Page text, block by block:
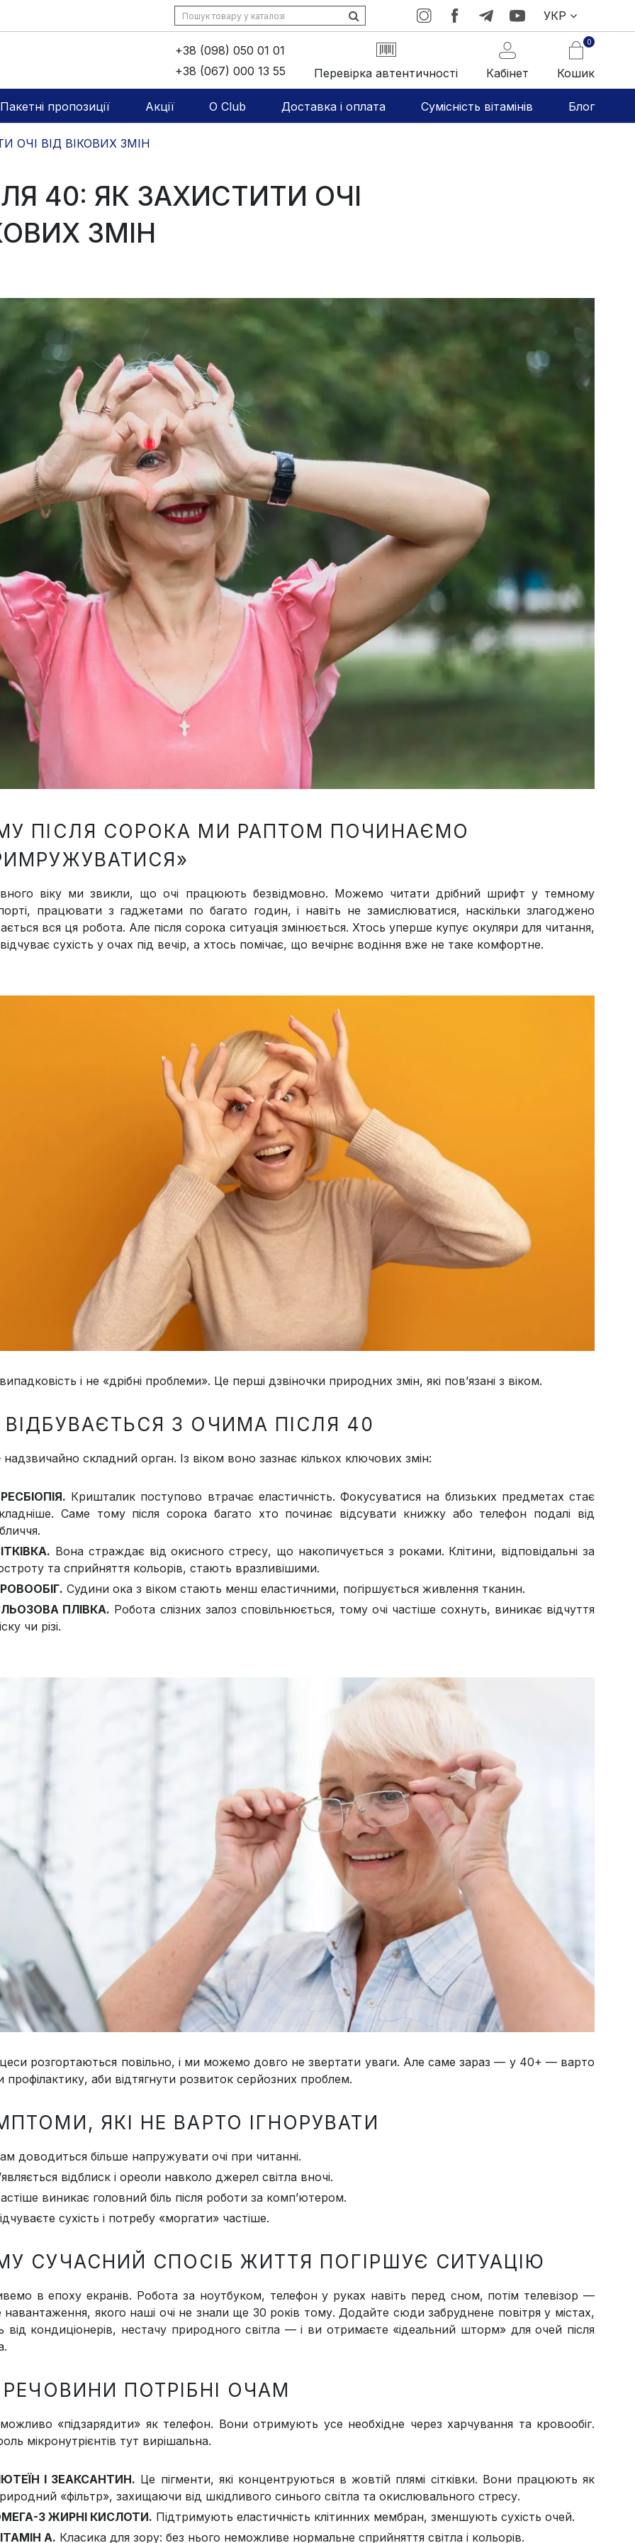
УКР
+38 (098) 050 01 01
+38 (067) 000 13 55
Перевірка автентичності Кабінет
0
Кошик
Пакетні пропозиції Акції O Club Доставка і оплата Сумісність вітамінів Блог
ОЧІ ВІД ВІКОВИХ ЗМІН
40: ЯК ЗАХИСТИТИ ОЧІ
ЗМІН
ПІСЛЯ СОРОКА МИ РАПТОМ ПОЧИНАЄМО
віку ми звикли, що очі працюють безвідмовно. Можемо читати дрібний шрифт у темному
працювати з гаджетами по багато годин, і навіть не замислюватися, наскільки злагоджено
вся ця робота. Але після сорока ситуація змінюється. Хтось уперше купує окуляри для читання,
сухість у очах під вечір, а хтось помічає, що вечірнє водіння вже не таке комфортне.
і не «дрібні проблеми». Це перші дзвіночки природних змін, які пов’язані з віком.
З ОЧИМА ПІСЛЯ 40
складний орган. Із віком воно зазнає кількох ключових змін:
Кришталик поступово втрачає еластичність. Фокусуватися на близьких предметах стає
Саме тому після сорока багато хто починає відсувати книжку або телефон подалі від
Вона страждає від окисного стресу, що накопичується з роками. Клітини, відповідальні за
та сприйняття кольорів, стають вразливішими.
Судини ока з віком стають менш еластичними, погіршується живлення тканин.
ПЛІВКА. Робота слізних залоз сповільнюється, тому очі частіше сохнуть, виникає відчуття
чи різі.
розгортаються повільно, і ми можемо довго не звертати уваги. Але саме зараз — у 40+ — варто
профілактику, аби відтягнути розвиток серйозних проблем.
ЯКІ НЕ ВАРТО ІГНОРУВАТИ
доводиться більше напружувати очі при читанні.
відблиск і ореоли навколо джерел світла вночі.
виникає головний біль після роботи за комп’ютером.
сухість і потребу «моргати» частіше.
СУЧАСНИЙ СПОСІБ ЖИТТЯ ПОГІРШУЄ СИТУАЦІЮ
в епоху екранів. Робота за ноутбуком, телефон у руках навіть перед сном, потім телевізор —
навантаження, якого наші очі не знали ще 30 років тому. Додайте сюди забруднене повітря у містах,
від кондиціонерів, нестачу природного світла — і ви отримаєте «ідеальний шторм» для очей після
РЕЧОВИНИ ПОТРІБНІ ОЧАМ
«підзарядити» як телефон. Вони отримують усе необхідне через харчування та кровообіг.
мікронутрієнтів тут вирішальна.
І ЗЕАКСАНТИН. Це пігменти, які концентруються в жовтій плямі сітківки. Вони працюють як
«фільтр», захищаючи від шкідливого синього світла та окислювального стресу.
3 ЖИРНІ КИСЛОТИ. Підтримують еластичність клітинних мембран, зменшують сухість очей.
A. Класика для зору: без нього неможливе нормальне сприйняття світла і кольорів.